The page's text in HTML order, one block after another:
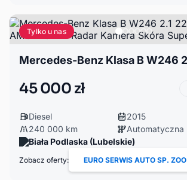
Tylko u nas
45 000 zł
Diesel
2015
240 000 km
Automatyczna
Biała Podlaska (Lubelskie)
Zobacz oferty: EURO SERWIS AUTO SP. ZOO